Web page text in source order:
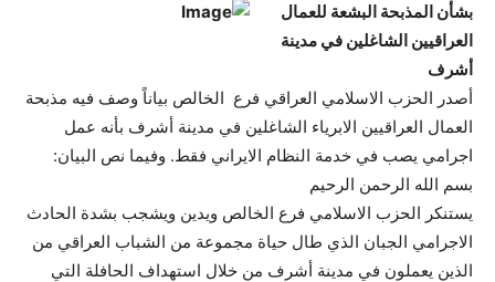
بشأن المذبحة البشعة للعمال
العراقيين الشاغلين في مدينة
أشرف
أصدر الحزب الاسلامي العراقي فرع الخالص بياناً وصف فيه مذبحة
العمال العراقيين الابرياء الشاغلين في مدينة أشرف بأنه عمل
اجرامي يصب في خدمة النظام الايراني فقط. وفيما نص البيان:
بسم الله الرحمن الرحيم
يستنكر الحزب الاسلامي فرع الخالص ويدين ويشجب بشدة الحادث
الاجرامي الجبان الذي طال حياة مجموعة من الشباب العراقي من
الذين يعملون في مدينة أشرف من خلال استهداف الحافلة التي